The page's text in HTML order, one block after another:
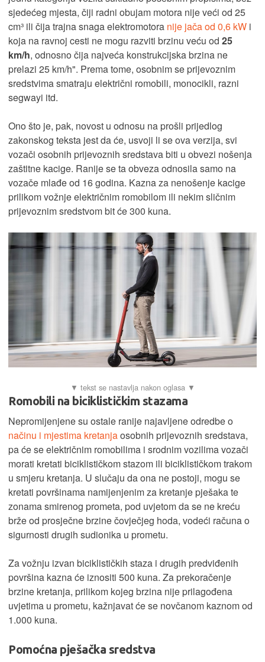
sjedećeg mjesta, čiji radni obujam motora nije veći od 25
cm³ ili čija trajna snaga elektromotora nije jača od 0,6 kW i
koja na ravnoj cesti ne mogu razviti brzinu veću od 25
km/h, odnosno čija najveća konstrukcijska brzina ne
prelazi 25 km/h". Prema tome, osobnim se prijevoznim
sredstvima smatraju električni romobili, monocikli, razni
segwayi itd.
Ono što je, pak, novost u odnosu na prošli prijedlog
zakonskog teksta jest da će, usvoji li se ova verzija, svi
vozači osobnih prijevoznih sredstava biti u obvezi nošenja
zaštitne kacige. Ranije se ta obveza odnosila samo na
vozače mlađe od 16 godina. Kazna za nenošenje kacige
prilikom vožnje električnim romobilom ili nekim sličnim
prijevoznim sredstvom bit će 300 kuna.
Romobili na biciklističkim stazama
Nepromijenjene su ostale ranije najavljene odredbe o
načinu i mjestima kretanjaosobnih prijevoznih sredstava,
pa će se električnim romobilima i srodnim vozilima vozači
morati kretati biciklističkom stazom ili biciklističkom trakom
u smjeru kretanja. U slučaju da ona ne postoji, mogu se
kretati površinama namijenjenim za kretanje pješaka te
zonama smirenog prometa, pod uvjetom da se ne kreću
brže od prosječne brzine čovječjeg hoda, vodeći računa o
sigurnosti drugih sudionika u prometu.
Za vožnju izvan biciklističkih staza i drugih predviđenih
površina kazna će iznositi 500 kuna. Za prekoračenje
brzine kretanja, prilikom kojeg brzina nije prilagođena
uvjetima u prometu, kažnjavat će se novčanom kaznom od
1.000 kuna.
Pomoćna pješačka sredstva